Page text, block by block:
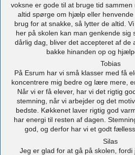
voksne er gode til at bruge tid
altid spørge om hjælp eller
brug for at snakke, så lytter de altid.
her på skolen kan man genkende sig
dårlig dag, bliver det accepteret af de
bakke hinanden op og
Tobias
På Esrum har vi små klasser med få
koncentrere mig bedre og lære mere,
Når vi er få elever, har vi det rigtig
stemning, når vi arbejder og det
bedste. Køkkenet laver rigtig god
har energi til resten af dagen.
god, og derfor har vi et godt
Silas
Jeg er glad for at gå på skolen, fordi